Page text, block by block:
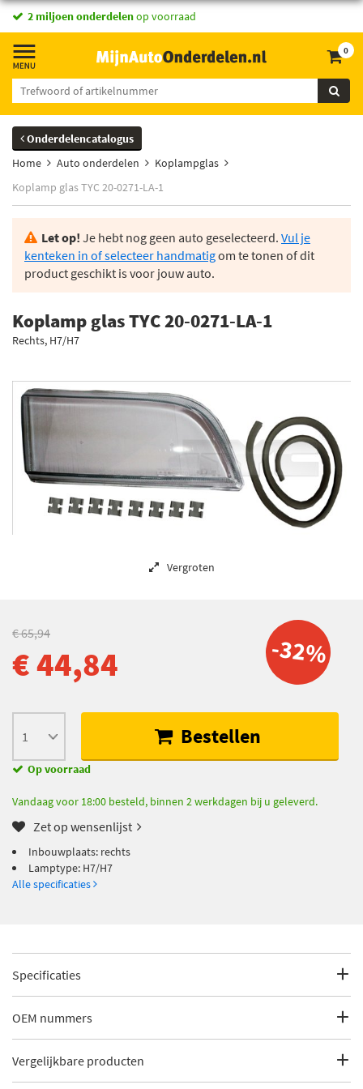
2 miljoen onderdelenop voorraad
0
Onderdelencatalogus
Home
Auto onderdelen
Koplampglas
Koplamp glas TYC 20-0271-LA-1
Let op! Je hebt nog geen auto geselecteerd. Vul je
kenteken in of selecteer handmatigom te tonen of dit
product geschikt is voor jouw auto.
Koplamp glas TYC 20-0271-LA-1
Rechts, H7/H7
Vergroten
-32%
€ 65,94
€ 44,84
Bestellen
Op voorraad
Vandaag voor 18:00 besteld, binnen 2 werkdagen bij u geleverd.
Zet op wensenlijst
Inbouwplaats: rechts
Lamptype: H7/H7
Alle specificaties
Specificaties
Fabrikantcode
Categorie
Koplampglas kapot? Vervang het zelf en
OEM nummers
Volvo
Vergelijkbare producten